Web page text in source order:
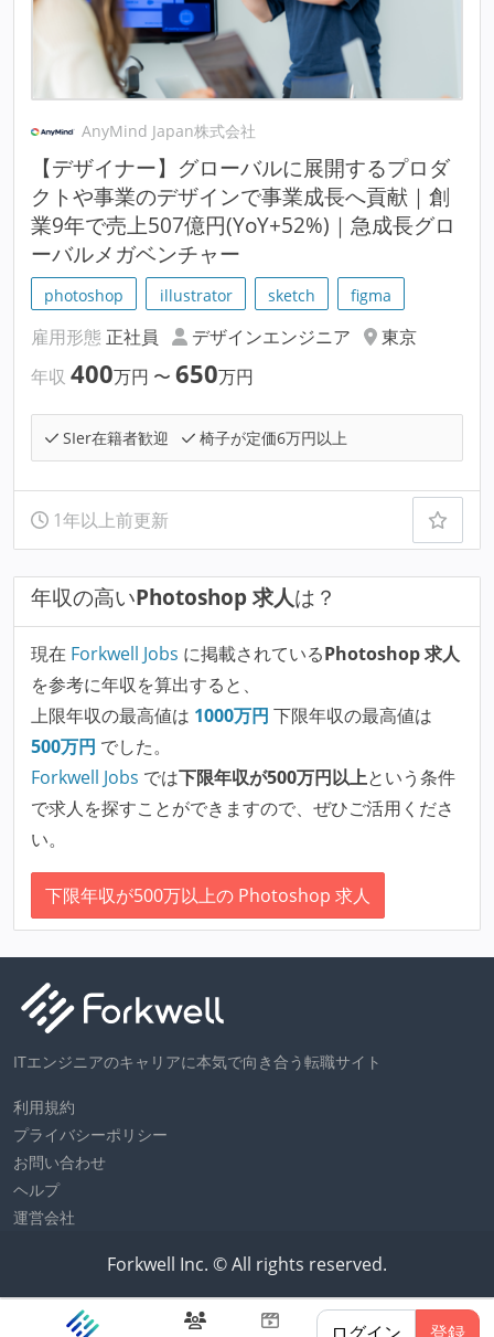
AnyMind Japan株式会社
【デザイナー】グローバルに展開するプロダ
クトや事業のデザインで事業成長へ貢献｜創
業9年で売上507億円(YoY+52%)｜急成長グロ
ーバルメガベンチャー
photoshop illustrator sketch figma
雇用形態 正社員 デザインエンジニア
東京
年収 400万円 〜 650万円
SIer在籍者歓迎 椅子が定価6万円以上
1年以上前更新
年収の高いPhotoshop 求人は？
現在 Forkwell Jobs に掲載されているPhotoshop 求人
を参考に年収を算出すると、
上限年収の最高値は 1000万円 下限年収の最高値は
500万円 でした。
Forkwell Jobs では下限年収が500万円以上という条件
で求人を探すことができますので、ぜひご活用くださ
い。
下限年収が500万以上の Photoshop 求人
ITエンジニアのキャリアに本気で向き合う転職サイト
利用規約
プライバシーポリシー
お問い合わせ
ヘルプ
運営会社
Forkwell Inc. © All rights reserved.